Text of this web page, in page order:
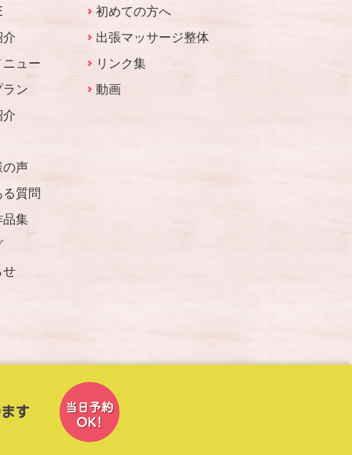
介
ュー
ラン
介
の声
る質問
品集
せ
初めての方へ
出張マッサージ整体
リンク集
動画